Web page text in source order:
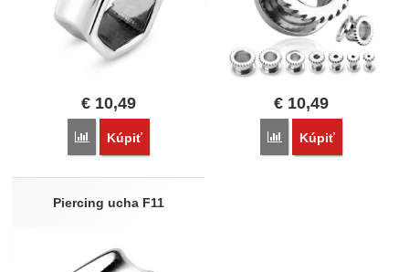
€ 10,49
Porovnať
Kúpiť
€10,49
Porovnať
Kúpiť
Piercing ucha F11